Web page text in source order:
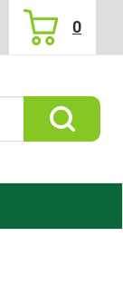
0
ARTICOLI
INSERITI
Cerca